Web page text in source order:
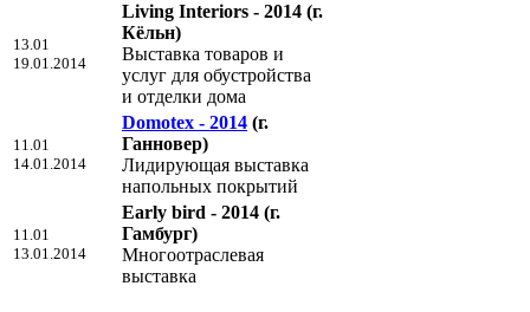
13.01
19.01.2014
Living Interiors - 2014 (г.
Кёльн)
Выставка товаров и
услуг для обустройства
и отделки дома
11.01
14.01.2014
Domotex - 2014 (г.
Ганновер)
Лидирующая выставка
напольных покрытий
11.01
13.01.2014
Early bird - 2014 (г.
Гамбург)
Многоотраслевая
выставка